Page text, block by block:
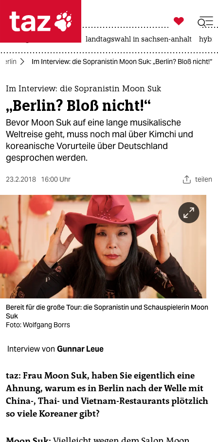
 taz zahl ich
taz zahl ich
themen
politik
öko
gesellschaft
kultur
sport
berlin
nord
wahrheit
verlag
verlag
veranstaltungen
unterstützen
abo
epaper login

taz zahl ich
landtagswahl in sachsen-anhalt
Im Interview: die Sopranistin Moon Suk: „Berlin? Bloß nicht!“
Im Interview: die Sopranistin Moon Suk
„Berlin? Bloß nicht!“
Bevor Moon Suk auf eine lange musikalische
Weltreise geht, muss noch mal über Kimchi und
koreanische Vorurteile über Deutschland
gesprochen werden.
23.2.2018 16:00 Uhr teilen
Bereit für die große Tour: die Sopranistin und Schauspielerin Moon
Suk
Foto: Wolfgang Borrs
Interview von Gunnar Leue
taz: Frau Moon Suk, haben Sie eigentlich eine
Ahnung, warum es in Berlin nach der Welle mit
China-, Thai- und Vietnam-Restaurants plötzlich
so viele Koreaner gibt?